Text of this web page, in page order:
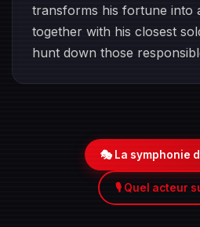
transforms his fortune into
together with his closest
hunt down those
🎭 La symphonie
🎙️ Quel acteur